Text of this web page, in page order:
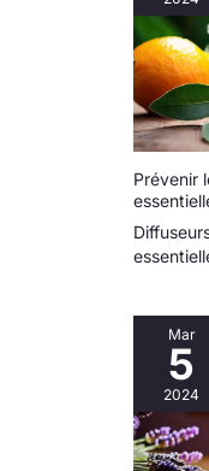
Prévenir
Mar
5
2024